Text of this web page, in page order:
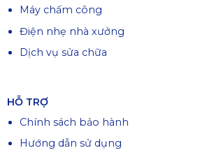
Máy chấm công
Điện nhẹ nhà xưởng
Dịch vụ sửa chữa
HỖ TRỢ
Chính sách bảo hành
Hướng dẫn sử dụng